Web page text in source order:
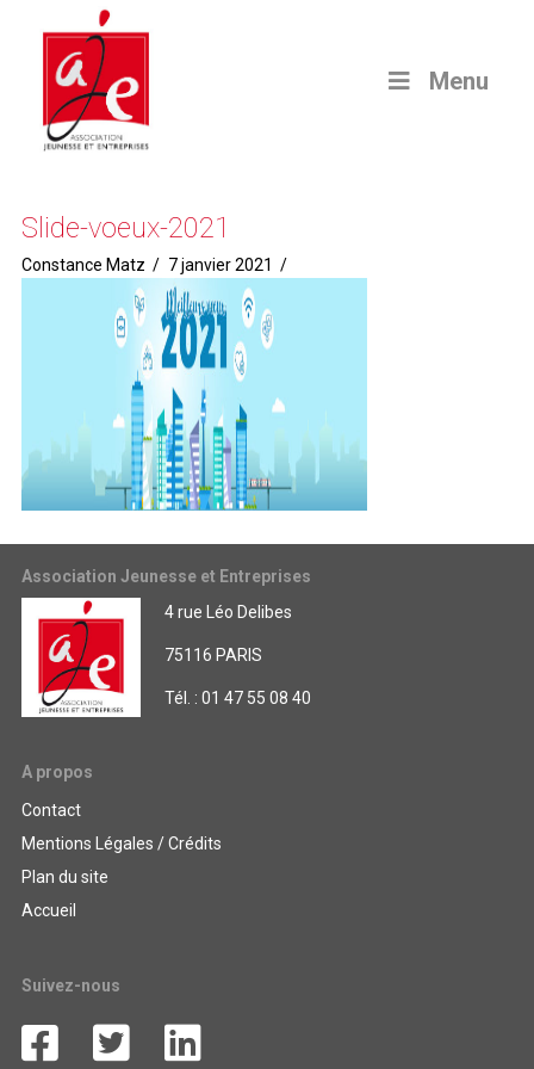
Menu
Slide-voeux-2021
Constance Matz 7 janvier 2021
Association Jeunesse et Entreprises
4 rue Léo Delibes
75116 PARIS
Tél. : 01 47 55 08 40
A propos
Contact
Mentions Légales / Crédits
Plan du site
Accueil
Suivez-nous